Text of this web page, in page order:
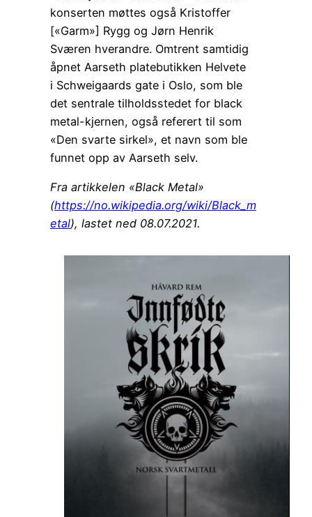
konserten møttes også Kristoffer
[«Garm»] Rygg og Jørn Henrik
Sværen hverandre. Omtrent samtidig
åpnet Aarseth platebutikken Helvete
i Schweigaards gate i Oslo, som ble
det sentrale tilholdsstedet for black
metal-kjernen, også referert til som
«Den svarte sirkel», et navn som ble
funnet opp av Aarseth selv.
Fra artikkelen «Black Metal»
(https://no.wikipedia.org/wiki/Black_m
etal), lastet ned 08.07.2021.